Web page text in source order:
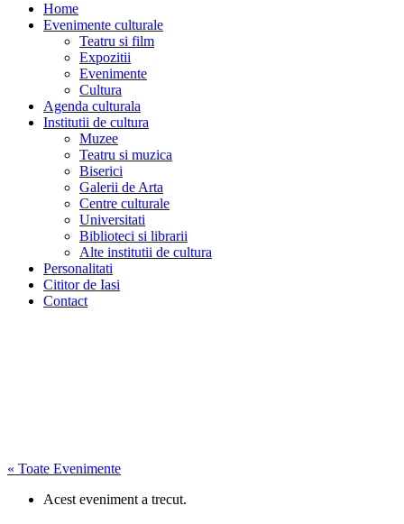
Home
Evenimente culturale
Teatru si film
Expozitii
Evenimente
Cultura
Agenda culturala
Institutii de cultura
Muzee
Teatru si muzica
Biserici
Galerii de Arta
Centre culturale
Universitati
Biblioteci si librarii
Alte institutii de cultura
Personalitati
Cititor de Iasi
Contact
« Toate Evenimente
Acest eveniment a trecut.